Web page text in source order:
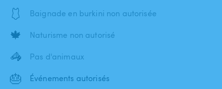
🩱 Baignade en burkini non autorisée
🍁 Naturisme non autorisé
🦓 Pas d'animaux
🎂 Événements autorisés